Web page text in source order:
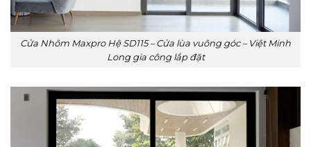
Cửa Nhôm Maxpro Hệ SD115 – Cửa lùa vuông góc – Việt Minh
Long gia công lắp đặt